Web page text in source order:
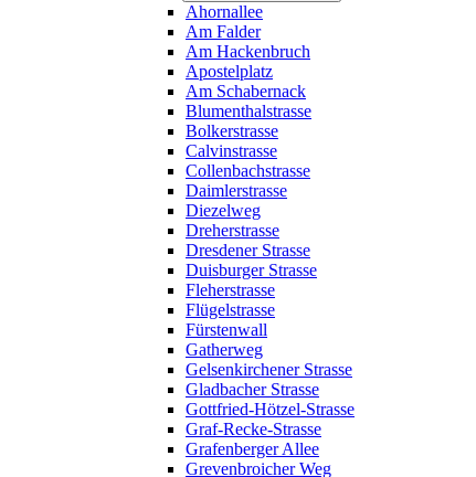
Ahornallee
Am Falder
Am Hackenbruch
Apostelplatz
Am Schabernack
Blumenthalstrasse
Bolkerstrasse
Calvinstrasse
Collenbachstrasse
Daimlerstrasse
Diezelweg
Dreherstrasse
Dresdener Strasse
Duisburger Strasse
Fleherstrasse
Flügelstrasse
Fürstenwall
Gatherweg
Gelsenkirchener Strasse
Gladbacher Strasse
Gottfried-Hötzel-Strasse
Graf-Recke-Strasse
Grafenberger Allee
Grevenbroicher Weg